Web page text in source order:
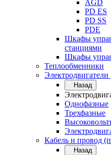
AGD
PD ES
PD SS
PDE
Шкафы
станциями
Шкафы
Теплообменники
Электродвигатели
Назад
Однофазные
Трехфазные
Кабель и провод
Назад